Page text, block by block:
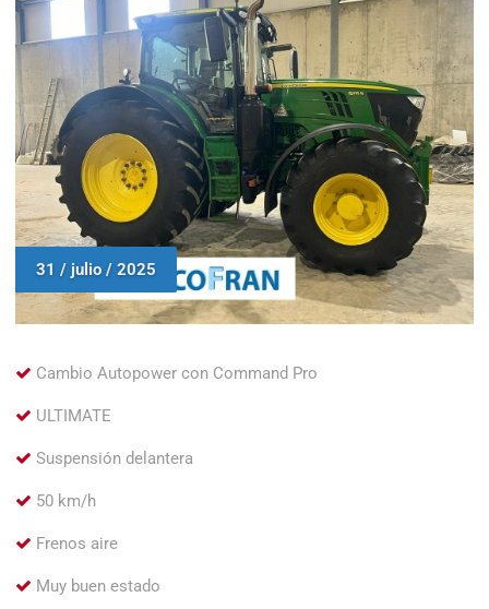
31 / julio / 2025
Cambio Autopower con Command Pro
ULTIMATE
Suspensión delantera
50 km/h
Frenos aire
Muy buen estado